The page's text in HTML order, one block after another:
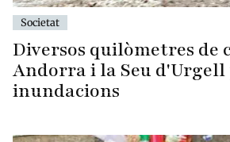
Societat
Diversos quilòmetres de
Andorra i la Seu d'Urgell
inundacions